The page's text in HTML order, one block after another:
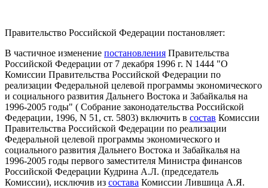
Правительство Российской Федерации постановляет:
В частичное изменение постановления Правительства
Российской Федерации от 7 декабря 1996 г. N 1444 "О
Комиссии Правительства Российской Федерации по
реализации Федеральной целевой программы экономического
и социального развития Дальнего Востока и Забайкалья на
1996-2005 годы" ( Собрание законодательства Российской
Федерации, 1996, N 51, ст. 5803) включить в состав Комиссии
Правительства Российской Федерации по реализации
Федеральной целевой программы экономического и
социального развития Дальнего Востока и Забайкалья на
1996-2005 годы первого заместителя Министра финансов
Российской Федерации Кудрина А.Л. (председатель
Комиссии), исключив из состава Комиссии Лившица А.Я.